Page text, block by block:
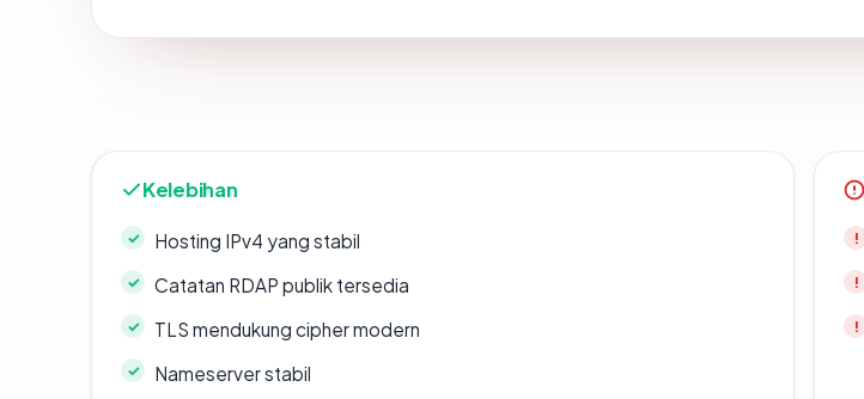
Kelebihan
Hosting IPv4 yang stabil
Catatan RDAP publik tersedia
TLS mendukung cipher modern
Nameserver stabil